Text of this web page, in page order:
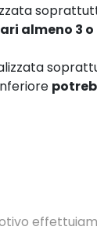
almeno 3